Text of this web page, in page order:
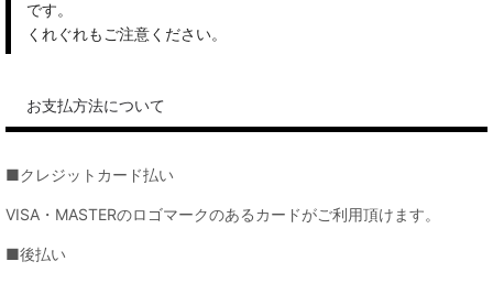
です。
くれぐれもご注意ください。
お支払方法について
■クレジットカード払い
VISA・MASTERのロゴマークのあるカードがご利用頂けます。
■後払い